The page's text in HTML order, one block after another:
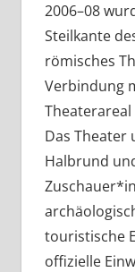
2006–08
Steilkante
römisches
Verbindung
Das Theater
Halbrund
touristische
offizielle